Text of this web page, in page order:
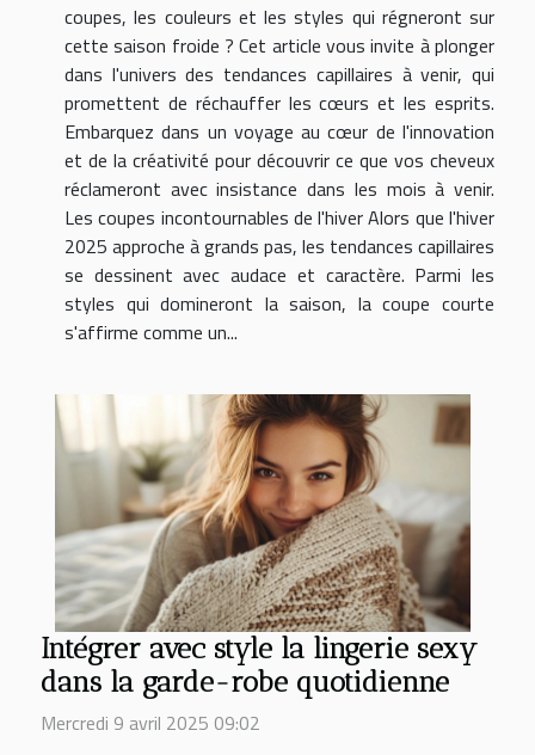
coupes, les couleurs et les styles qui régneront sur
cette saison froide ? Cet article vous invite à plonger
dans l'univers des tendances capillaires à venir, qui
promettent de réchauffer les cœurs et les esprits.
Embarquez dans un voyage au cœur de l'innovation
et de la créativité pour découvrir ce que vos cheveux
réclameront avec insistance dans les mois à venir.
Les coupes incontournables de l'hiver Alors que l'hiver
2025 approche à grands pas, les tendances capillaires
se dessinent avec audace et caractère. Parmi les
styles qui domineront la saison, la coupe courte
s'affirme comme un...
Intégrer avec style la lingerie sexy
dans la garde-robe quotidienne
Mercredi 9 avril 2025 09:02